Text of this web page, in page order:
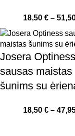
18,50 € –
Josera Optiness
sausas maistas
šunims su
18,50 € –